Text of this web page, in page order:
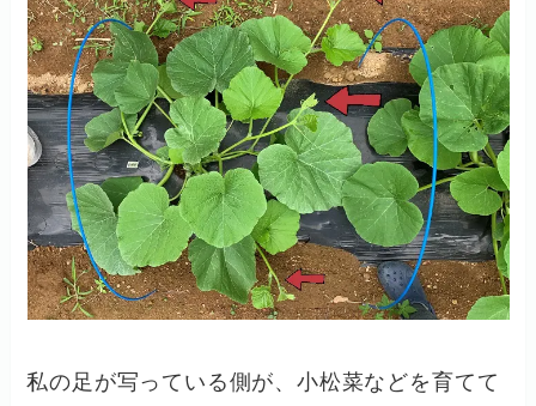
私の足が写っている側が、小松菜などを育てて